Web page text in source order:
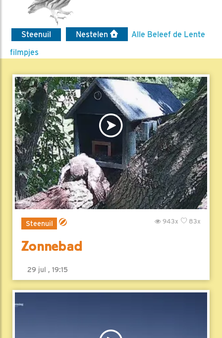
Steenuil Nestelen
Alle Beleef de Lente
filmpjes
Steenuil 83x
943x
Zonnebad
29 jul , 19:15